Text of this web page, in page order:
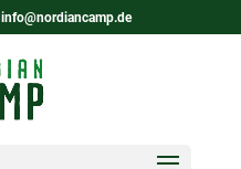
info@nordiancamp.de